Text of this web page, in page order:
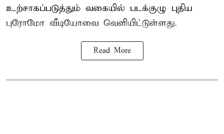
உற்சாகப்படுத்தும் வகையில் படக்குழு புதிய
புரோமோ வீடியோவை வெளியிட்டுள்ளது.
Read More